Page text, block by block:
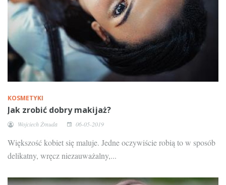
KOSMETYKI
Jak zrobić dobry makijaż?
Wojciech Żmuda 06-05-2019
Większość kobiet się maluje. Jedne oczywiście robią to w sposób
delikatny, wręcz niezauważalny,...